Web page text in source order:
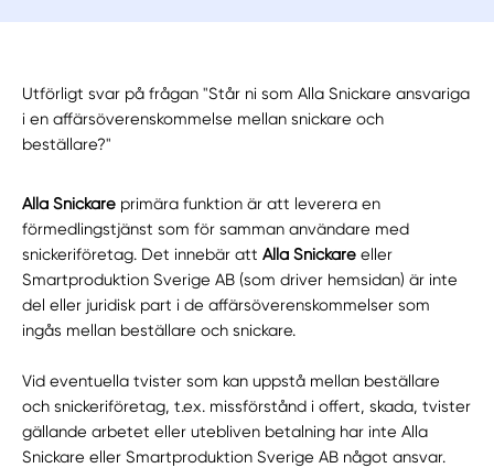
Utförligt svar på frågan "Står ni som Alla Snickare ansvariga
i en affärsöverenskommelse mellan snickare och
beställare?"
Alla Snickare primära funktion är att leverera en
förmedlingstjänst som för samman användare med
snickeriföretag. Det innebär attAlla Snickare eller
Smartproduktion Sverige AB (som driver hemsidan) är inte
del eller juridisk part i de affärsöverenskommelser som
ingås mellan beställare och snickare.
Vid eventuella tvister som kan uppstå mellan beställare
och snickeriföretag, t.ex. missförstånd i offert, skada, tvister
gällande arbetet eller utebliven betalning har inte Alla
Snickare eller Smartproduktion Sverige AB något ansvar.